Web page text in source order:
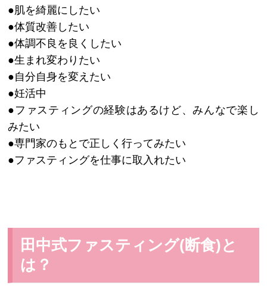
●肌を綺麗にしたい
●体質改善したい
●体調不良を良くしたい
●生まれ変わりたい
●自分自身を変えたい
●妊活中
●ファスティングの経験はあるけど、みんなで楽し
みたい
●専門家のもとで正しく行ってみたい
●ファスティングを仕事に取入れたい
田中式ファスティング(断食)と
は？